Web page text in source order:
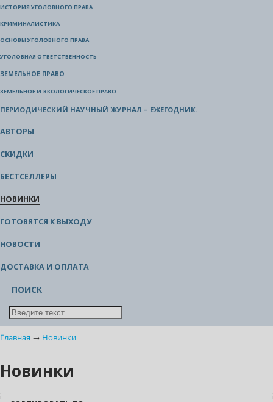
ИСТОРИЯ УГОЛОВНОГО ПРАВА
КРИМИНАЛИСТИКА
ОСНОВЫ УГОЛОВНОГО ПРАВА
УГОЛОВНАЯ ОТВЕТСТВЕННОСТЬ
ЗЕМЕЛЬНОЕ ПРАВО
ЗЕМЕЛЬНОЕ И ЭКОЛОГИЧЕСКОЕ ПРАВО
ПЕРИОДИЧЕСКИЙ НАУЧНЫЙ ЖУРНАЛ – ЕЖЕГОДНИК.
АВТОРЫ
СКИДКИ
БЕСТСЕЛЛЕРЫ
НОВИНКИ
ГОТОВЯТСЯ К ВЫХОДУ
НОВОСТИ
ДОСТАВКА И ОПЛАТА
ПОИСК
Главная → Новинки
Новинки